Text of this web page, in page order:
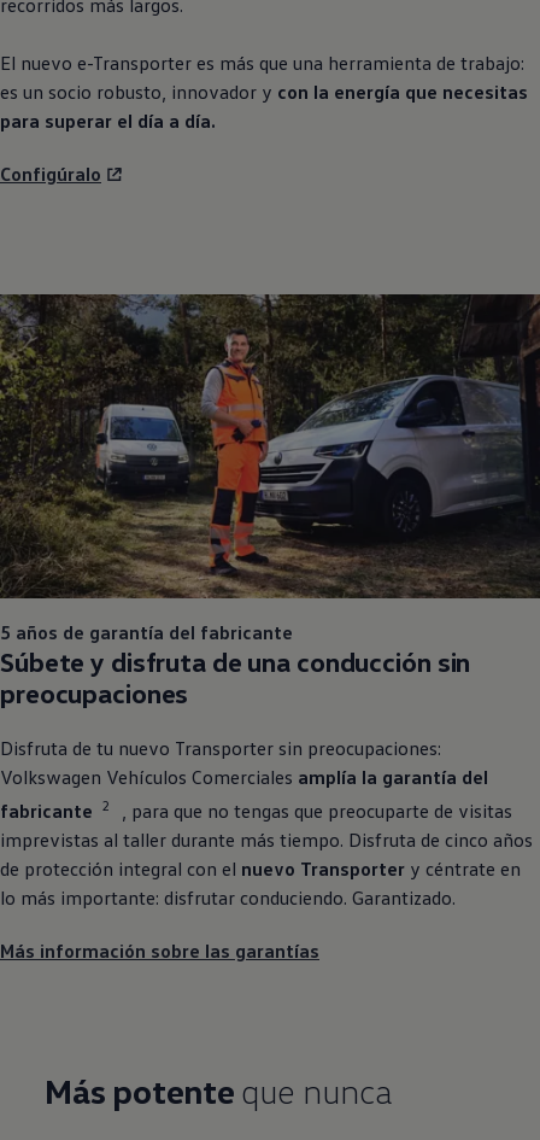
recorridos más largos.
El nuevo e-Transporter es más que una herramienta de trabajo:
es un socio robusto, innovador y con la energía que necesitas
para superar el día a día.
Configúralo
5 años de garantía del fabricante
Súbete y disfruta de una conducción sin
preocupaciones
Disfruta de tu nuevo Transporter sin preocupaciones:
Volkswagen Vehículos Comerciales amplía la garantía del
fabricante
2
, para que no tengas que preocuparte de visitas
imprevistas al taller durante más tiempo. Disfruta de cinco años
de protección integral con el nuevo Transporter y céntrate en
lo más importante: disfrutar conduciendo. Garantizado.
Más información sobre las garantías
Más potente que nunca